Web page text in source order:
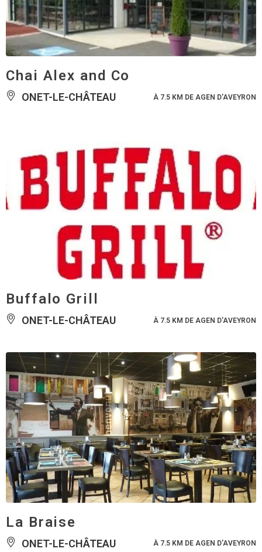
Chai Alex and Co
ONET-LE-CHÂTEAU À 7.5 KM DE AGEN D'AVEYRON
Buffalo Grill
ONET-LE-CHÂTEAU À 7.5 KM DE AGEN D'AVEYRON
La Braise
ONET-LE-CHÂTEAU À 7.5 KM DE AGEN D'AVEYRON